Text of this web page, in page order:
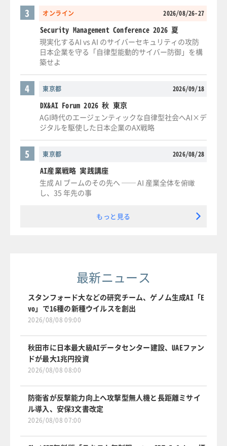
オンライン 2026/08/26-27
3
Security Management Conference 2026 夏
現実化するAI vs AI のサイバーセキュリティの攻防
日本企業を守る「自律型能動的サイバー防御」を構
築せよ
東京都 2026/09/18
4
DX&AI Forum 2026 秋 東京
AGI時代のエージェンティックな自律型社会へAI×デ
ジタルを駆使した日本企業のAX戦略
東京都 2026/08/28
5
AI産業戦略 実践講座
生成 AI ブームのその先へ ── AI 産業全体を俯瞰
し、35 年先の事
もっと見る
最新ニュース
スタンフォード大などの研究チーム、ゲノム生成AI「E
vo」で16種の新種ウイルスを創出
2026/08/08 09:00
秋田市に日本最大級AIデータセンター建設、UAEファン
ドが最大1兆円投資
2026/08/08 08:00
防衛省が反撃能力向上へ攻撃型無人機と長距離ミサイ
ル導入、安保3文書改定
2026/08/08 07:00